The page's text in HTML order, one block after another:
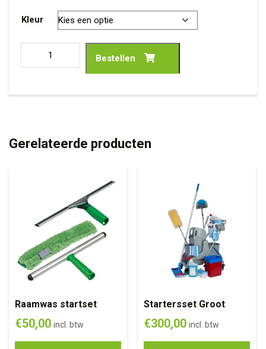
Kleur
Bestellen
Gerelateerde producten
Raamwas startset
€50,00 incl. btw
Startersset Groot
€300,00 incl. btw